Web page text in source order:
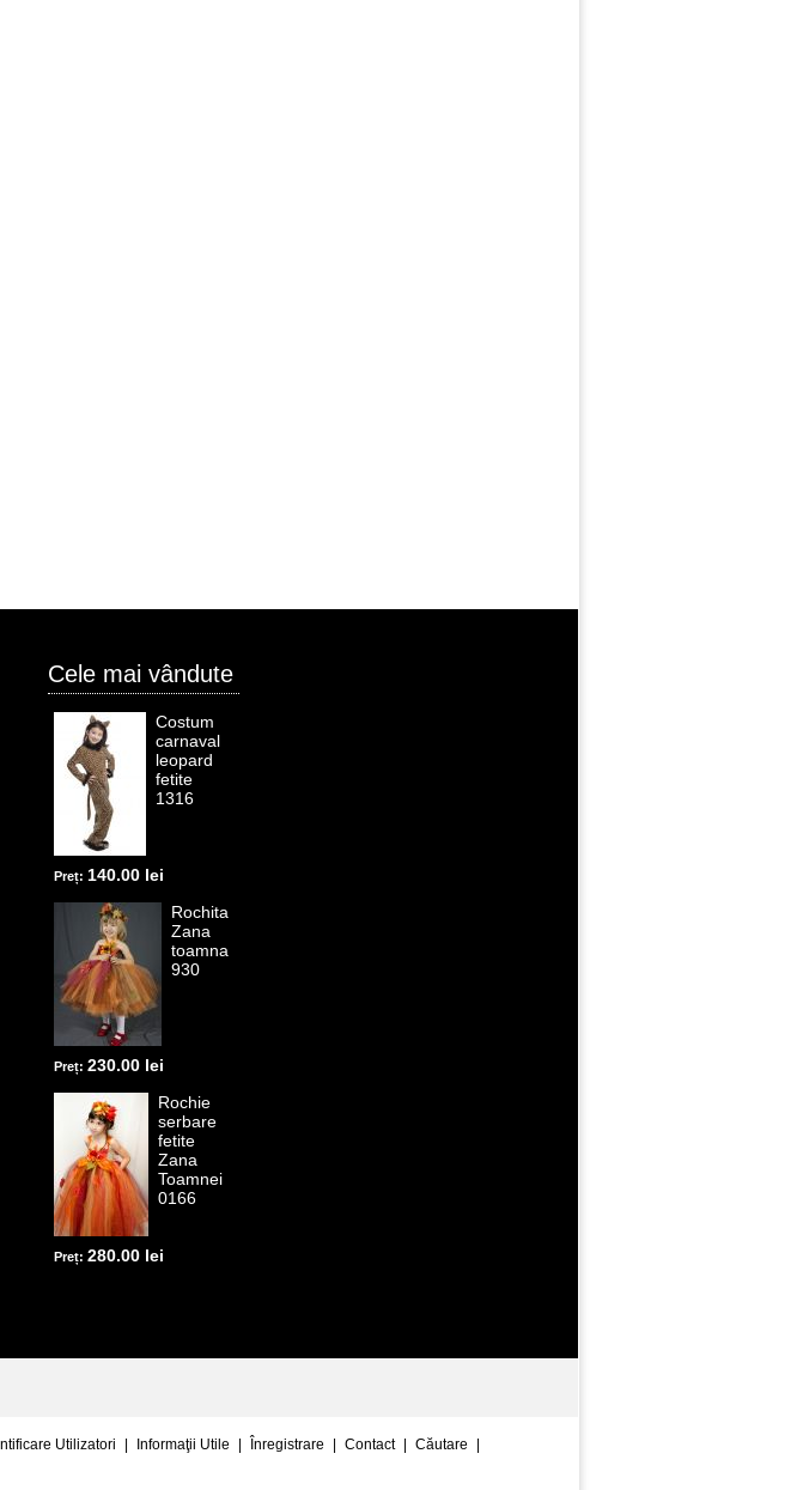
Cele mai vândute
Costum
carnaval
leopard
fetite
1316
Preț: 140.00 lei
Rochita
Zana
toamna
930
Preț: 230.00 lei
Rochie
serbare
fetite
Zana
Toamnei
0166
Preț: 280.00 lei
Utilizatori Informaţii Utile Înregistrare Contact Căutare